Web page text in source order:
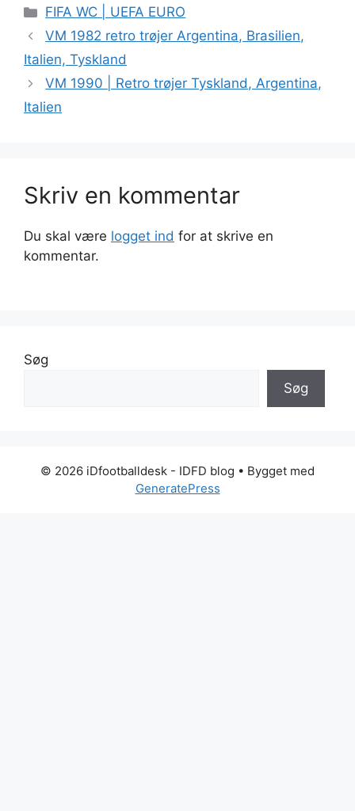
Kategorier
FIFA WC | UEFA EURO
VM 1982 retro trøjer Argentina, Brasilien,
Italien, Tyskland
VM 1990 | Retro trøjer Tyskland, Argentina,
Italien
Skriv en kommentar
Du skal være logget ind for at skrive en
kommentar.
Søg
Søg
© 2026 iDfootballdesk - IDFD blog • Bygget med
GeneratePress